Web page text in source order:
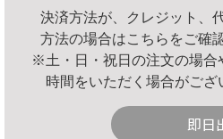
決済方法が、クレジット、
方法の場合はこちら をご確
※土・日・祝日の注文の場合
時間をいただく場合がござ
即日